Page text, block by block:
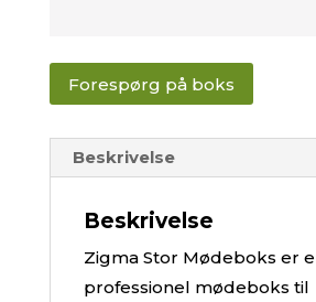
Forespørg på boks
Beskrivelse
Beskrivelse
Zigma Stor Mødeboks er
professionel mødeboks til